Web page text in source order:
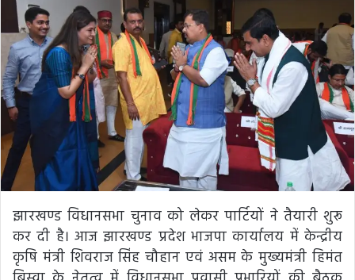
झारखण्ड विधानसभा चुनाव को लेकर पार्टियों ने तैयारी शुरू
कर दी है। आज झारखण्ड प्रदेश भाजपा कार्यालय में केन्द्रीय
कृषि मंत्री शिवराज सिंह चौहान एवं असम के मुख्यमंत्री हिमंत